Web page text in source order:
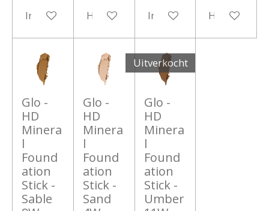
In winkelwagenHoud mij op de hoogte
In winkelwagenHoud mij
Glo -
HD
Minera
l
Found
ation
Stick -
Sable
Glo -
HD
Minera
l
Found
ation
Stick -
Sand
Uitverkocht
Glo -
HD
Minera
l
Found
ation
Stick -
Umber